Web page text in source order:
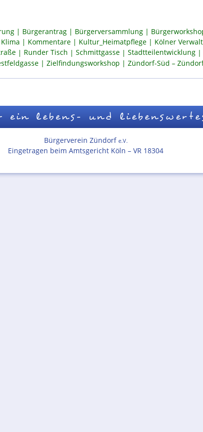
Bürgerantrag Bürgerversammlung
Klima Kommentare Kultur_Heimatpflege Kölner
Runder Tisch Schmittgasse Stadtteilentwicklung
Zielfindungsworkshop Zündorf-Süd –
ein lebens- und
Bürgerverein Zündorf e.V.
Eingetragen beim Amtsgericht Köln – VR 18304